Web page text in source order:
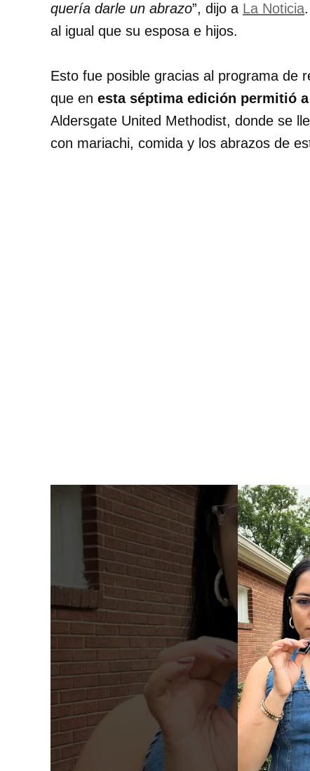
quería darle un abrazo”, dijo a La Noticia
al igual que su esposa e hijos.
Esto fue posible gracias al programa de
que en esta séptima edición permitió
Aldersgate United Methodist, donde se
con mariachi, comida y los abrazos de